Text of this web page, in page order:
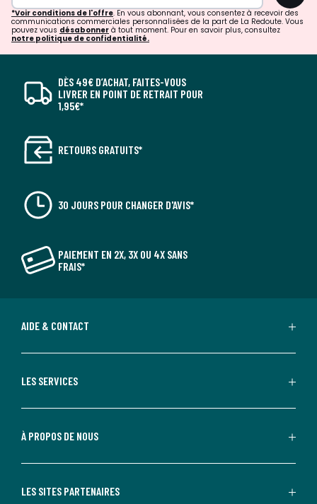
*Voir conditions de l'offre. En vous abonnant, vous consentez à recevoir des
communications commerciales personnalisées de la part de La Redoute. Vous
pouvez vous désabonner à tout moment. Pour en savoir plus, consultez
notre politique de confidentialité.
DÈS 49€ D’ACHAT, FAITES-VOUS
LIVRER EN POINT DE RETRAIT POUR
1,95€*
RETOURS GRATUITS*
30 JOURS POUR CHANGER D'AVIS*
PAIEMENT EN 2X, 3X OU 4X SANS
FRAIS*
AIDE & CONTACT
LES SERVICES
À PROPOS DE NOUS
LES SITES PARTENAIRES